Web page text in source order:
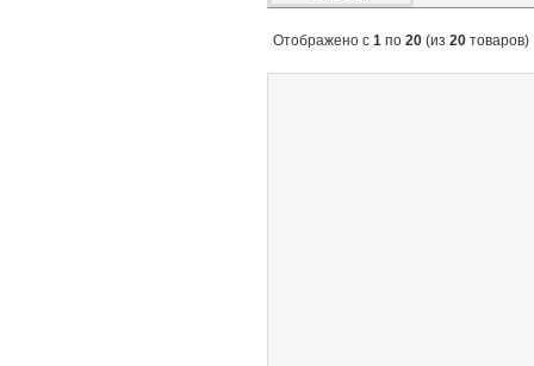
Отображено с 1 по 20 (из 20 товаров)